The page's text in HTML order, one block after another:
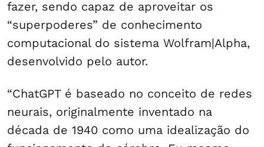
fazer, sendo capaz de aproveitar os
“superpoderes” de conhecimento
computacional do sistema Wolfram|Alpha,
desenvolvido pelo autor.
“ChatGPT é baseado no conceito de redes
neurais, originalmente inventado na
década de 1940 como uma idealização do